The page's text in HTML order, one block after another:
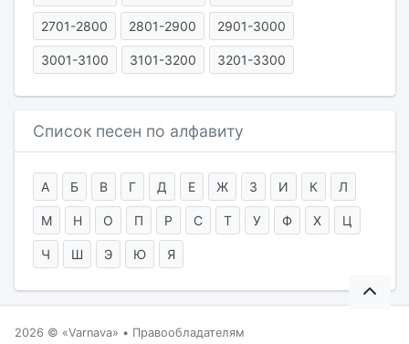
2701-2800 2801-2900 2901-3000
3001-3100 3101-3200 3201-3300
Список песен по алфавиту
А Б В Г Д Е Ж З И К Л
М Н О П Р С Т У Ф Х Ц
Ч Ш Э Ю Я
2026 © Varnava • Правообладателям